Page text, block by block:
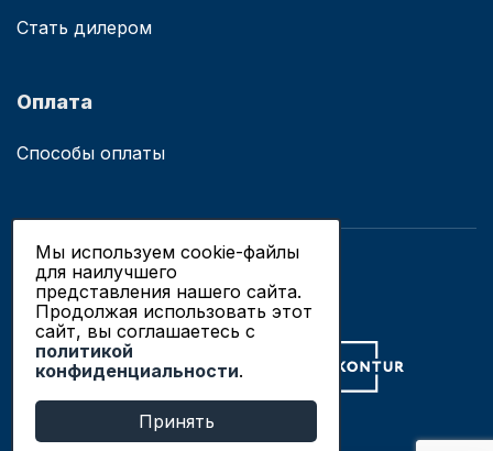
Стать дилером
Оплата
Способы оплаты
© 2019 - 2026 ООО «Сианово»
Политика конфиденциальности
Разработка сайтов в Новосибирске
Продвижение сайтов
Мы используем cookie-файлы
для наилучшего
представления нашего сайта.
Продолжая использовать этот
сайт, вы соглашаетесь c
политикой
конфиденциальности.
Принять